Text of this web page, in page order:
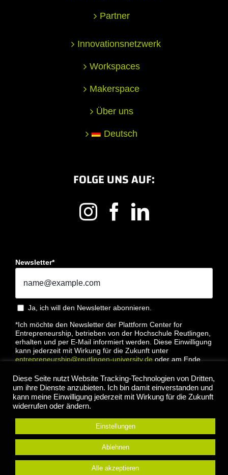
Partner
Innovationsnetzwerk
Workspaces
Makerspace
Über uns
Deutsch
FOLGE UNS AUF:
Newsletter*
Ja, ich will den Newsletter abonnieren.
*Ich möchte den Newsletter der Plattform Center for
Entrepreneurship, betrieben von der Hochschule Reutlingen,
erhalten und per E-Mail informiert werden. Diese Einwilligung
kann jederzeit mit Wirkung für die Zukunft unter
entrepreneurship@reutlingen-university.deoder am Ende
Datenschutzbestimmung
Anmelden
Diese Seite nutzt Website Tracking-Technologien von Dritten,
um ihre Dienste anzubieten. Ich bin damit einverstanden und
kann meine Einwilligung jederzeit mit Wirkung für die Zukunft
widerrufen oder ändern.
Einstellungen
Ablehnen
Alle akzeptieren